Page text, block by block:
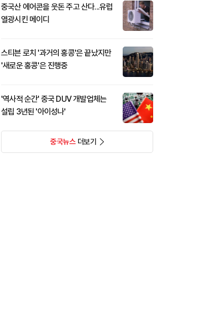
중국산 에어콘을 웃돈 주고 산다...유럽
열광시킨 메이디
스티븐 로치 '과거의 홍콩'은 끝났지만
'새로운 홍콩'은 진행중
'역사적 순간' 중국 DUV 개발업체는
설립 3년된 '아이성나'
중국뉴스더보기